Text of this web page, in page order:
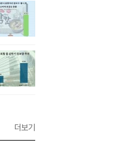
더보기